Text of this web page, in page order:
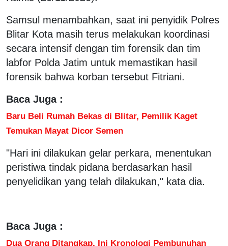
Samsul menambahkan, saat ini penyidik Polres
Blitar Kota masih terus melakukan koordinasi
secara intensif dengan tim forensik dan tim
labfor Polda Jatim untuk memastikan hasil
forensik bahwa korban tersebut Fitriani.
Baca Juga :
Baru Beli Rumah Bekas di Blitar, Pemilik Kaget
Temukan Mayat Dicor Semen
"Hari ini dilakukan gelar perkara, menentukan
peristiwa tindak pidana berdasarkan hasil
penyelidikan yang telah dilakukan," kata dia.
Baca Juga :
Dua Orang Ditangkap, Ini Kronologi Pembunuhan